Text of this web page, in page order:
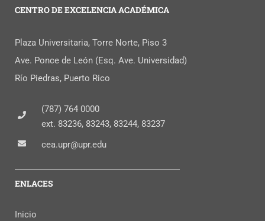
CENTRO DE EXCELENCIA ACADÉMICA
Plaza Universitaria, Torre Norte, Piso 3
Ave. Ponce de León (Esq. Ave. Universidad)
Río Piedras, Puerto Rico
(787) 764 0000
ext. 83236, 83243, 83244, 83237
cea.upr@upr.edu
ENLACES
Inicio